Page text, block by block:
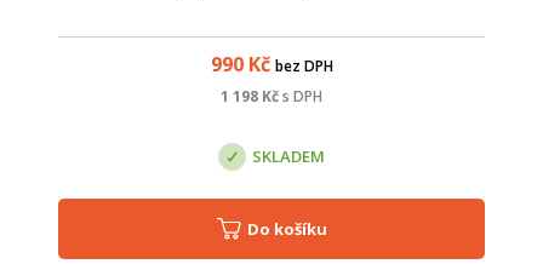
990Kč bez DPH
1 198 Kčs DPH
SKLADEM
Do košíku